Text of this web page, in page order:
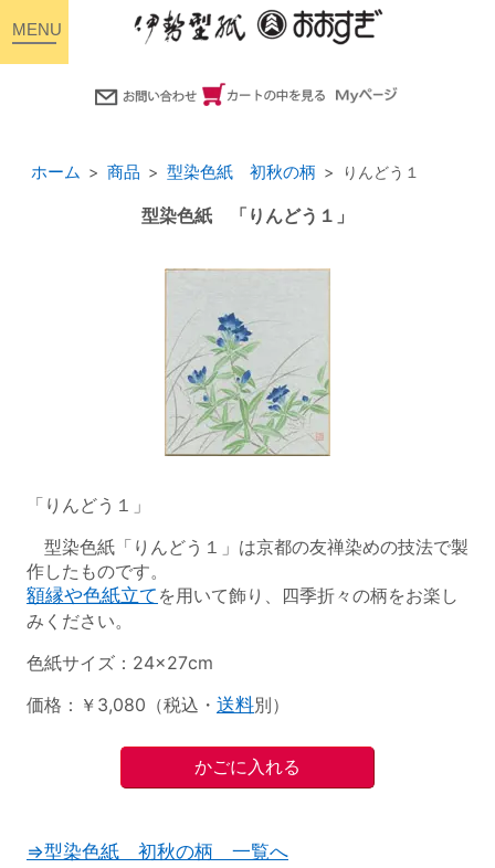
ホーム 商品 型染色紙 初秋の柄 りんどう１
型染色紙 「りんどう１」
「りんどう１」
型染色紙「りんどう１」は京都の友禅染めの技法で製
作したものです。
額縁や色紙立て を用いて飾り、四季折々の柄をお楽し
みください。
色紙サイズ：24×27cm
価格：￥3,080（税込・ 送料別）
⇒型染色紙 初秋の柄 一覧へ
toggle
navigation